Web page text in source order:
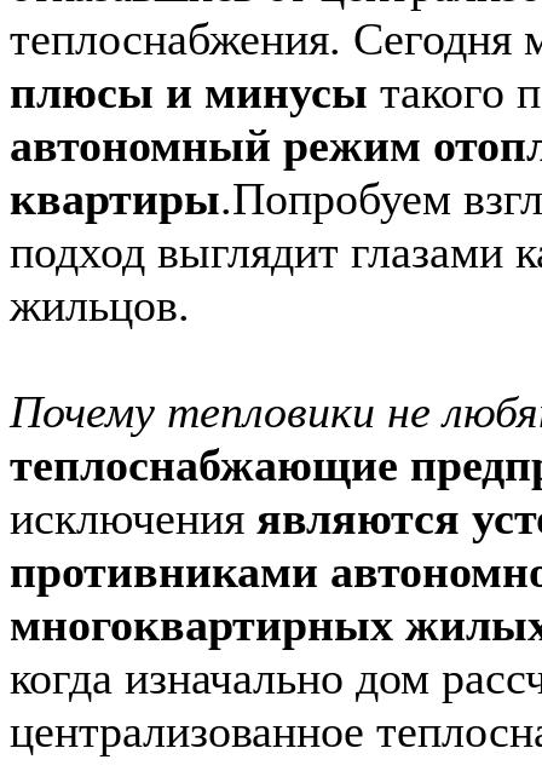
теплоснабжения.
плюсы и минусы такого
автономный режим
квартиры.Попробуем
подход выглядит глазами
жильцов.
Почему тепловики не
теплоснабжающие
исключения являются
противниками
многоквартирных
когда изначально дом
централизованное